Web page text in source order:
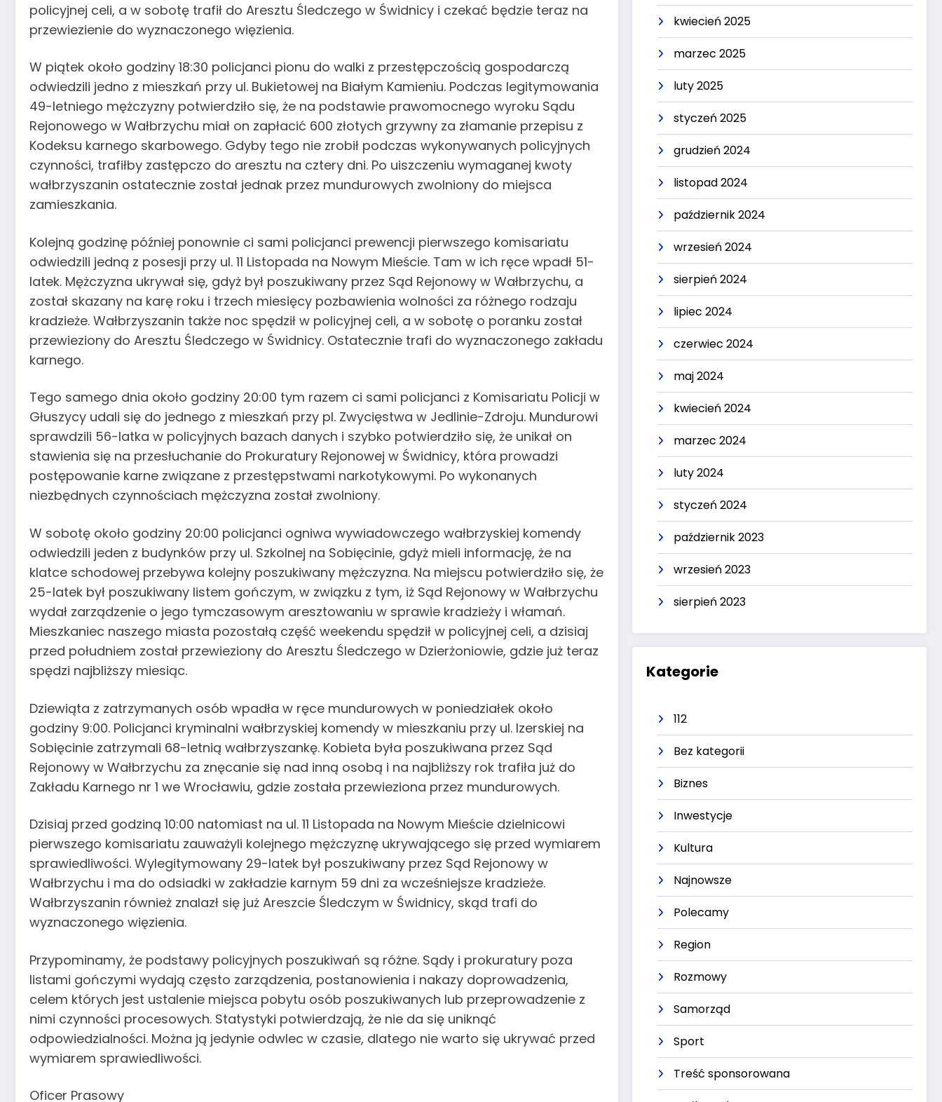
policyjnej celi, a w sobotę trafił do Aresztu Śledczego w Świdnicy i czekać będzie teraz na
przewiezienie do wyznaczonego więzienia.
W piątek około godziny 18:30 policjanci pionu do walki z przestępczością gospodarczą
odwiedzili jedno z mieszkań przy ul. Bukietowej na Białym Kamieniu. Podczas legitymowania
49-letniego mężczyzny potwierdziło się, że na podstawie prawomocnego wyroku Sądu
Rejonowego w Wałbrzychu miał on zapłacić 600 złotych grzywny za złamanie przepisu z
Kodeksu karnego skarbowego. Gdyby tego nie zrobił podczas wykonywanych policyjnych
czynności, trafiłby zastępczo do aresztu na cztery dni. Po uiszczeniu wymaganej kwoty
wałbrzyszanin ostatecznie został jednak przez mundurowych zwolniony do miejsca
zamieszkania.
Kolejną godzinę później ponownie ci sami policjanci prewencji pierwszego komisariatu
odwiedzili jedną z posesji przy ul. 11 Listopada na Nowym Mieście. Tam w ich ręce wpadł 51-
latek. Mężczyzna ukrywał się, gdyż był poszukiwany przez Sąd Rejonowy w Wałbrzychu, a
został skazany na karę roku i trzech miesięcy pozbawienia wolności za różnego rodzaju
kradzieże. Wałbrzyszanin także noc spędził w policyjnej celi, a w sobotę o poranku został
przewieziony do Aresztu Śledczego w Świdnicy. Ostatecznie trafi do wyznaczonego zakładu
karnego.
Tego samego dnia około godziny 20:00 tym razem ci sami policjanci z Komisariatu Policji w
Głuszycy udali się do jednego z mieszkań przy pl. Zwycięstwa w Jedlinie-Zdroju. Mundurowi
sprawdzili 56-latka w policyjnych bazach danych i szybko potwierdziło się, że unikał on
stawienia się na przesłuchanie do Prokuratury Rejonowej w Świdnicy, która prowadzi
postępowanie karne związane z przestępstwami narkotykowymi. Po wykonanych
niezbędnych czynnościach mężczyzna został zwolniony.
W sobotę około godziny 20:00 policjanci ogniwa wywiadowczego wałbrzyskiej komendy
odwiedzili jeden z budynków przy ul. Szkolnej na Sobięcinie, gdyż mieli informację, że na
klatce schodowej przebywa kolejny poszukiwany mężczyzna. Na miejscu potwierdziło się, że
25-latek był poszukiwany listem gończym, w związku z tym, iż Sąd Rejonowy w Wałbrzychu
wydał zarządzenie o jego tymczasowym aresztowaniu w sprawie kradzieży i włamań.
Mieszkaniec naszego miasta pozostałą część weekendu spędził w policyjnej celi, a dzisiaj
przed południem został przewieziony do Aresztu Śledczego w Dzierżoniowie, gdzie już teraz
spędzi najbliższy miesiąc.
Dziewiąta z zatrzymanych osób wpadła w ręce mundurowych w poniedziałek około
godziny 9:00. Policjanci kryminalni wałbrzyskiej komendy w mieszkaniu przy ul. Izerskiej na
Sobięcinie zatrzymali 68-letnią wałbrzyszankę. Kobieta była poszukiwana przez Sąd
Rejonowy w Wałbrzychu za znęcanie się nad inną osobą i na najbliższy rok trafiła już do
Zakładu Karnego nr 1 we Wrocławiu, gdzie została przewieziona przez mundurowych.
Dzisiaj przed godziną 10:00 natomiast na ul. 11 Listopada na Nowym Mieście dzielnicowi
pierwszego komisariatu zauważyli kolejnego mężczyznę ukrywającego się przed wymiarem
sprawiedliwości. Wylegitymowany 29-latek był poszukiwany przez Sąd Rejonowy w
Wałbrzychu i ma do odsiadki w zakładzie karnym 59 dni za wcześniejsze kradzieże.
Wałbrzyszanin również znalazł się już Areszcie Śledczym w Świdnicy, skąd trafi do
wyznaczonego więzienia.
Przypominamy, że podstawy policyjnych poszukiwań są różne. Sądy i prokuratury poza
listami gończymi wydają często zarządzenia, postanowienia i nakazy doprowadzenia,
celem których jest ustalenie miejsca pobytu osób poszukiwanych lub przeprowadzenie z
nimi czynności procesowych. Statystyki potwierdzają, że nie da się uniknąć
odpowiedzialności. Można ją jedynie odwlec w czasie, dlatego nie warto się ukrywać przed
wymiarem sprawiedliwości.
Oficer Prasowy
kwiecień 2025
marzec 2025
luty 2025
styczeń 2025
grudzień 2024
listopad 2024
październik 2024
wrzesień 2024
sierpień 2024
lipiec 2024
czerwiec 2024
maj 2024
kwiecień 2024
marzec 2024
luty 2024
styczeń 2024
październik 2023
wrzesień 2023
sierpień 2023
Kategorie
112
Bez kategorii
Biznes
Inwestycje
Kultura
Najnowsze
Polecamy
Region
Rozmowy
Samorząd
Sport
Treść sponsorowana